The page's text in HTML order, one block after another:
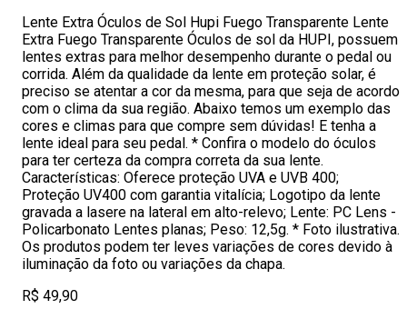
Lente Extra Óculos de Sol Hupi Fuego Transparente Lente
Extra Fuego Transparente Óculos de sol da HUPI, possuem
lentes extras para melhor desempenho durante o pedal ou
corrida. Além da qualidade da lente em proteção solar, é
preciso se atentar a cor da mesma, para que seja de acordo
com o clima da sua região. Abaixo temos um exemplo das
cores e climas para que compre sem dúvidas! E tenha a
lente ideal para seu pedal. * Confira o modelo do óculos
para ter certeza da compra correta da sua lente.
Características: Oferece proteção UVA e UVB 400;
Proteção UV400 com garantia vitalícia; Logotipo da lente
gravada a lasere na lateral em alto-relevo; Lente: PC Lens -
Policarbonato Lentes planas; Peso: 12,5g. * Foto ilustrativa.
Os produtos podem ter leves variações de cores devido à
iluminação da foto ou variações da chapa.
R$ 49,90